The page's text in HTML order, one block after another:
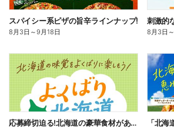
スパイシー系ピザの旨辛ラインナップ!
8月3日 ～9月18日 8月3日 ～
応募締切迫る!北海道の豪華食材があたるプレゼントキャンペーン